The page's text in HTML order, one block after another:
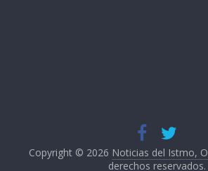
Copyright © 2026 Noticias del Istmo,
derechos reservados.